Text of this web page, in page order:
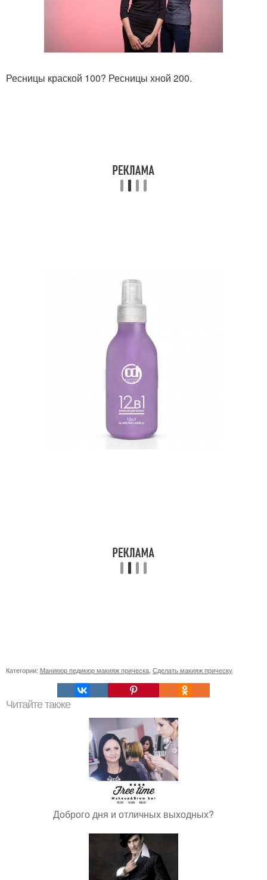
Ресницы краской 100? Ресницы хной 200.
Категории: Маникюр педикюр макияж прическа, Сделать макияж прическу
Читайте также
Доброго дня и отличных выходных?